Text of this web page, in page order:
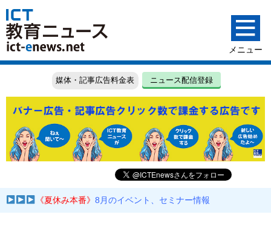
媒体・記事広告料金表 ニュース配信登録
《夏休み本番》8月のイベント、セミナー情報